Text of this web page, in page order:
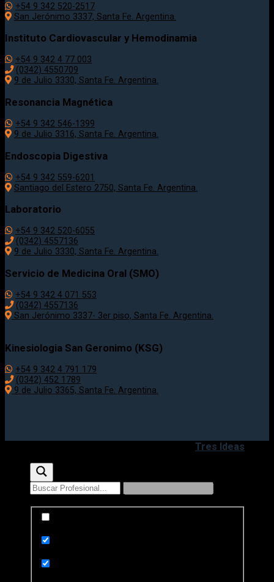
+54 9 342 520-2517
San Jerónimo 3337, Santa Fe. Argentina.
Instituto Cardiovascular y Hemodinamia
+54 9 342 4 77 003
(0342) 4550709
9 de Julio 3330, Santa Fe. Argentina.
Resonancia Magnética
+54 9 342 546-1399
9 de Julio 3316, Santa Fe. Argentina.
Endoscopia Digestiva
+54 9 342 559-6201
Santiago del Estero 2750, Santa Fe. Argentina.
Laboratorio
+54 9 342 520-6055
(0342) 4557136
9 de Julio 3330, Santa Fe. Argentina.
Servicio de Medicina Oral (SMO)
+54 9 342 4 071 553
(0342) 4557136
San Jerónimo 3337- 3er piso, Santa Fe. Argentina.
Kinesiologia San Geronimo (KSG)
+54 9 342 4 791 179
(0342) 452 1789
9 de Julio 3365, Santa Fe. Argentina.
Tres Ideas